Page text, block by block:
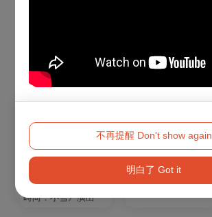
不再提醒 Don't show again
明白了 Got it
國光劇團2026《永恆
時尚：小雪》演出
音樂
交響最金曲